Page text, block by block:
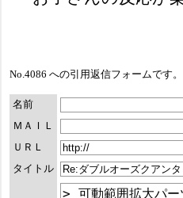
No.4086 への引用返信フォームです。
名前
ＭＡＩＬ
ＵＲＬ
タイトル